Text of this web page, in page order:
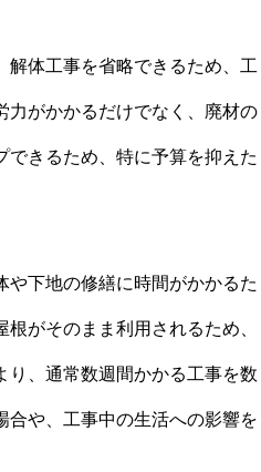
解体工事を省略できるため、工
力がかかるだけでなく、廃材の
きるため、特に予算を抑えた
や下地の修繕に時間がかかるた
がそのまま利用されるため、
り、通常数週間かかる工事を数
合や、工事中の生活への影響を